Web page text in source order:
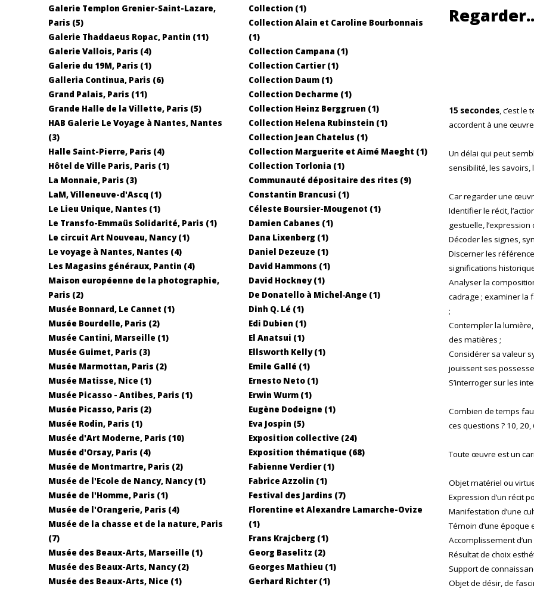
Galerie Templon Grenier-Saint-Lazare,
Paris (5)
Galerie Thaddaeus Ropac, Pantin (11)
Galerie Vallois, Paris (4)
Galerie du 19M, Paris (1)
Galleria Continua, Paris (6)
Grand Palais, Paris (11)
Grande Halle de la Villette, Paris (5)
HAB Galerie Le Voyage à Nantes, Nantes
(3)
Halle Saint-Pierre, Paris (4)
Hôtel de Ville Paris, Paris (1)
La Monnaie, Paris (3)
LaM, Villeneuve-d'Ascq (1)
Le Lieu Unique, Nantes (1)
Le Transfo-Emmaüs Solidarité, Paris (1)
Le circuit Art Nouveau, Nancy (1)
Le voyage à Nantes, Nantes (4)
Les Magasins généraux, Pantin (4)
Maison européenne de la photographie,
Paris (2)
Musée Bonnard, Le Cannet (1)
Musée Bourdelle, Paris (2)
Musée Cantini, Marseille (1)
Musée Guimet, Paris (3)
Musée Marmottan, Paris (2)
Musée Matisse, Nice (1)
Musée Picasso - Antibes, Paris (1)
Musée Picasso, Paris (2)
Musée Rodin, Paris (1)
Musée d'Art Moderne, Paris (10)
Musée d'Orsay, Paris (4)
Musée de Montmartre, Paris (2)
Musée de l'Ecole de Nancy, Nancy (1)
Musée de l'Homme, Paris (1)
Musée de l'Orangerie, Paris (4)
Musée de la chasse et de la nature, Paris
(7)
Musée des Beaux-Arts, Marseille (1)
Musée des Beaux-Arts, Nancy (2)
Musée des Beaux-Arts, Nice (1)
Collection (1)
Collection Alain et Caroline Bourbonnais
(1)
Collection Campana (1)
Collection Cartier (1)
Collection Daum (1)
Collection Decharme (1)
Collection Heinz Berggruen (1)
Collection Helena Rubinstein (1)
Collection Jean Chatelus (1)
Collection Marguerite et Aimé Maeght (1)
Collection Torlonia (1)
Communauté dépositaire des rites (9)
Constantin Brancusi (1)
Céleste Boursier-Mougenot (1)
Damien Cabanes (1)
Dana Lixenberg (1)
Daniel Dezeuze (1)
David Hammons (1)
David Hockney (1)
De Donatello à Michel‐Ange (1)
Dinh Q. Lé (1)
Edi Dubien (1)
El Anatsui (1)
Ellsworth Kelly (1)
Emile Gallé (1)
Ernesto Neto (1)
Erwin Wurm (1)
Eugène Dodeigne (1)
Eva Jospin (5)
Exposition collective (24)
Exposition thématique (68)
Fabienne Verdier (1)
Fabrice Azzolin (1)
Festival des Jardins (7)
Florentine et Alexandre Lamarche-Ovize
(1)
Frans Krajcberg (1)
Georg Baselitz (2)
Georges Mathieu (1)
Gerhard Richter (1)
15 secondes, c’est le
accordent à une
Un délai qui peut
sensibilité, les savoirs,
Car regarder une
Identifier le récit,
gestuelle,
Décoder les signes,
Discerner les
significations
Analyser la
cadrage ; examiner la
;
Contempler la
des matières ;
Considérer sa valeur
jouissent ses
S’interroger sur les
Combien de temps
ces questions ? 10,
Toute œuvre est un
Objet matériel ou
Expression d’un récit
Manifestation d’une
Témoin d’une époque
Accomplissement
Résultat de choix
Support de
Objet de désir, de